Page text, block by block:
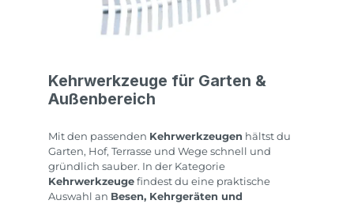
Kehrwerkzeuge für Garten &
Außenbereich
Mit den passenden Kehrwerkzeugen hältst du
Garten, Hof, Terrasse und Wege schnell und
gründlich sauber. In der Kategorie
Kehrwerkzeuge findest du eine praktische
Auswahl an Besen, Kehrgeräten und